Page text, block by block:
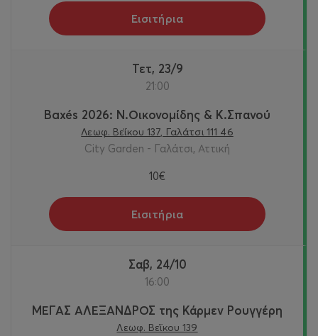
Εισιτήρια
Τετ, 23/9
21:00
Baxés 2026: Ν.Οικονομίδης & Κ.Σπανού
Λεωφ. Βεΐκου 137, Γαλάτσι 111 46
City Garden - Γαλάτσι, Αττική
10€
Εισιτήρια
Σαβ, 24/10
16:00
ΜΕΓΑΣ ΑΛΕΞΑΝΔΡΟΣ της Κάρμεν Ρουγγέρη
Λεωφ. Βεΐκου 139